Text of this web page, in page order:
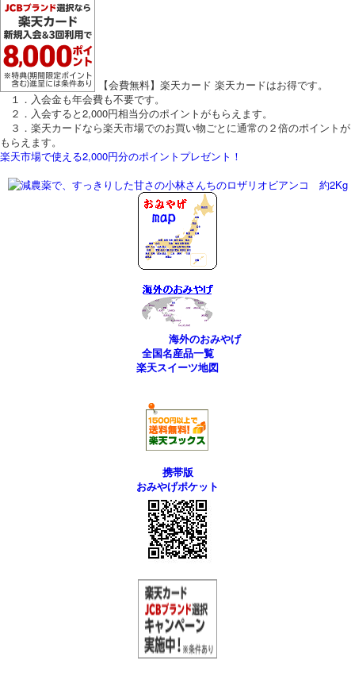
【会費無料】楽天カード 楽天カードはお得です。
１．入会金も年会費も不要です。
２．入会すると2,000円相当分のポイントがもらえます。
３．楽天カードなら楽天市場でのお買い物ごとに通常の２倍のポイントが
もらえます。
楽天市場で使える2,000円分のポイントプレゼント！
海外のおみやげ
全国名産品一覧
楽天スイーツ地図
携帯版
おみやげポケット